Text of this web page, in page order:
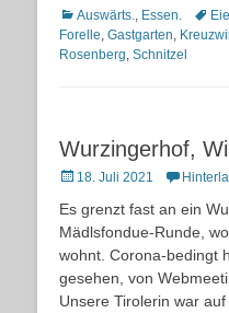
Kategorien
Auswärts., Essen.
Forelle, Gastgarten,
Rosenberg, Schnitzel
Wurzingerhof,
Posted
18. Juli 2021
Es grenzt fast an ein
Mädlsfondue-Runde,
wohnt. Corona-bedingt
gesehen, von
Unsere Tirolerin war